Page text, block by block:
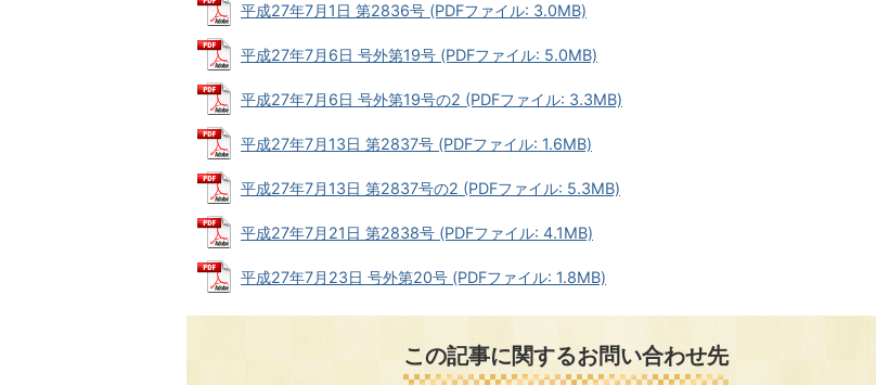
平成27年7月1日 第2836号 (PDFファイル: 3.0MB)
平成27年7月6日 号外第19号 (PDFファイル: 5.0MB)
平成27年7月6日 号外第19号の2 (PDFファイル: 3.3MB)
平成27年7月13日 第2837号 (PDFファイル: 1.6MB)
平成27年7月13日 第2837号の2 (PDFファイル: 5.3MB)
平成27年7月21日 第2838号 (PDFファイル: 4.1MB)
平成27年7月23日 号外第20号 (PDFファイル: 1.8MB)
この記事に関するお問い合わせ先